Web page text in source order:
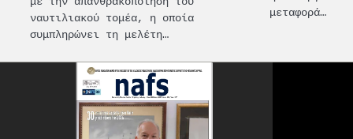
ναυτιλιακού τομέα, η οποία
συμπληρώνει τη μελέτη…
μεταφορά…